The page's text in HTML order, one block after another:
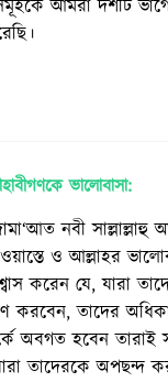
আমরা দশটি
ভালোবাসা:
নবী সাল্লাল্লাহু
ও আল্লাহর
করেন যে, যারা
করবেন, তাদের
অবগত হবেন
তাদেরকে অপছন্দ